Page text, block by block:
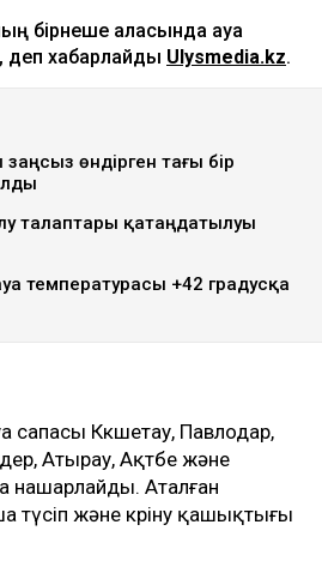
бірнеше қаласында ауа
хабарлайды Ulysmedia.kz.
өндірген тағы бір
талаптары қатаңдатылуы
температурасы +42 градусқа
Көкшетау, Павлодар,
Атырау, Ақтөбе және
нашарлайды. Аталған
түсіп және көріну қашықтығы